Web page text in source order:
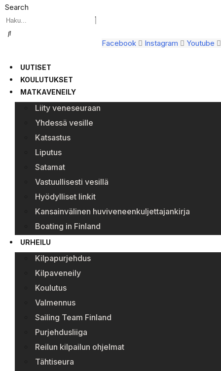
Search
Facebook Instagram Youtube
UUTISET
KOULUTUKSET
MATKAVENEILY
Liity veneseuraan
Yhdessä vesille
Katsastus
Liputus
Satamat
Vastuullisesti vesillä
Hyödylliset linkit
Kansainvälinen huviveneenkuljettajankirja
Boating in Finland
URHEILU
Kilpapurjehdus
Kilpaveneily
Koulutus
Valmennus
Sailing Team Finland
Purjehdusliiga
Reilun kilpailun ohjelmat
Tähtiseura